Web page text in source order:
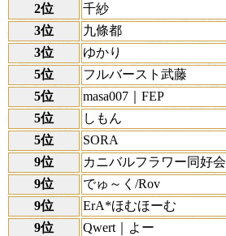
2位
千紗
3位
九條都
3位
ゆかり
5位
フルバースト武藤
5位
masa007｜FEP
5位
しもん
5位
SORA
9位
カニバルフラワー同好会
9位
でゅ～く/Rov
9位
ErA*ほむほーむ
9位
Qwert｜よー